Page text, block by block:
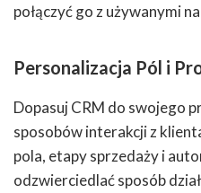
połączyć go z używanymi
Personalizacja Pól i
Dopasuj CRM do swojego
sposobów interakcji z
pola, etapy sprzedaży i
odzwierciedlać sposób